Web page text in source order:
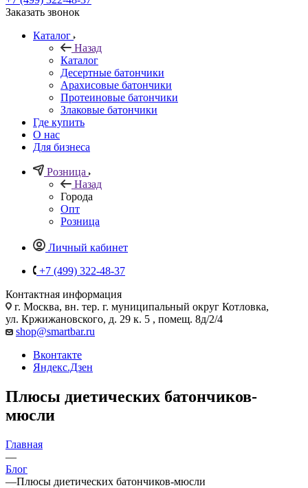
Заказать звонок
Каталог
Назад
Каталог
Десертные батончики
Арахисовые батончики
Протеиновые батончики
Злаковые батончики
Где купить
О нас
Для бизнеса
Розница
Назад
Города
Опт
Розница
Личный кабинет
+7 (499) 322-48-37
Контактная информация
г. Москва, вн. тер. г. муниципальный округ Котловка,
ул. Кржижановского, д. 29 к. 5 , помещ. 8д/2/4
shop@smartbar.ru
Вконтакте
Яндекс.Дзен
Плюсы диетических батончиков-
мюсли
Главная
—
Блог
—Плюсы диетических батончиков-мюсли